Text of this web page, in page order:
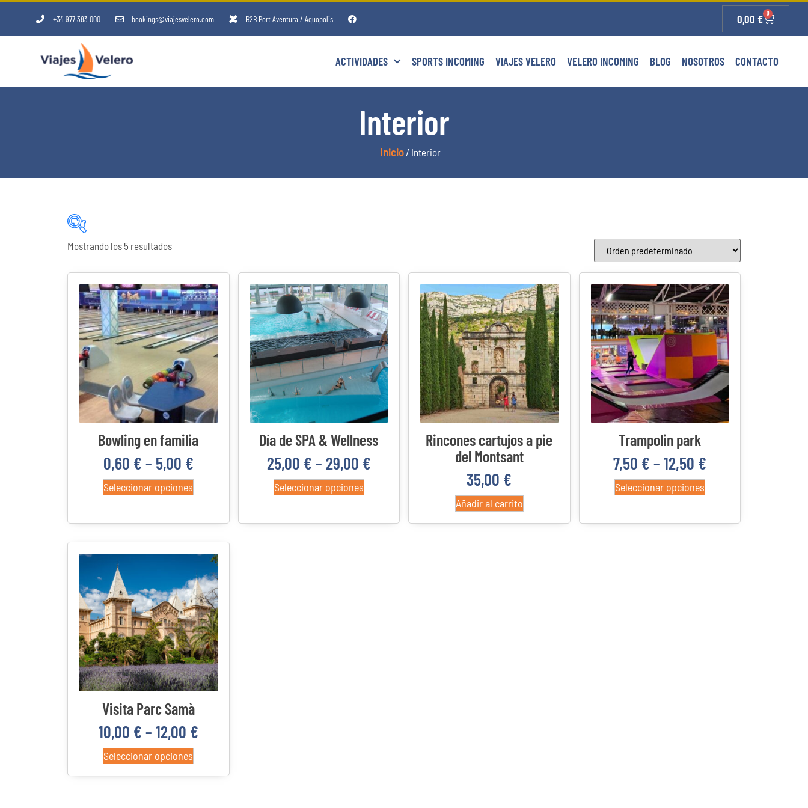
+34 977 383 000 bookings@viajesvelero.com B2B Port Aventura / Aquopolis 0,00€ 0
ACTIVIDADES SPORTS INCOMING VIAJES VELERO VELERO INCOMING BLOG NOSOTROS CONTACTO
Interior
Inicio/ Interior
Categorías del producto
Categorías del producto
4 3
Mostrando los 5 resultados
Bowling en familia
0,60 € – 5,00 €
Seleccionar opciones
Día de SPA & Wellness
25,00 € – 29,00 €
Seleccionar opciones
Rincones cartujos a pie
del Montsant
35,00 €
Añadir al carrito
Trampolin park
7,50 € – 12,50 €
Seleccionar opciones
Visita Parc Samà
10,00 € – 12,00 €
Seleccionar opciones